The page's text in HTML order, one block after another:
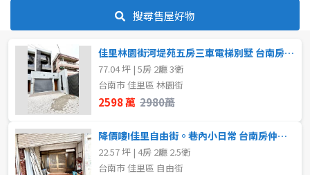
50~60 坪
60~70 坪 70~80 坪
80坪以上
~ 坪
樓層
不拘
3樓
~ 樓
搜尋售屋好物
佳里林園街河堤苑五房三車電梯別墅 台南房仲傑克
77.04 坪 | 5房 2廳 3衛
台南市 佳里區 林園街
2598 萬 2980萬
降價嘍!佳里自由街。巷內小日常 台南房仲傑克
22.57 坪 | 4房 2廳 2.5衛
台南市 佳里區 自由街